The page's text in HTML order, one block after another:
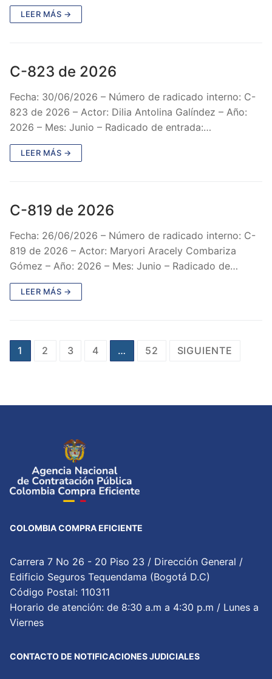
LEER MÁS →
C-823 de 2026
Fecha: 30/06/2026 – Número de radicado interno: C-
823 de 2026 – Actor: Dilia Antolina Galíndez – Año:
2026 – Mes: Junio – Radicado de entrada:…
LEER MÁS →
C-819 de 2026
Fecha: 26/06/2026 – Número de radicado interno: C-
819 de 2026 – Actor: Maryori Aracely Combariza
Gómez – Año: 2026 – Mes: Junio – Radicado de…
LEER MÁS →
Paginación
1 2 3 4 … 52 SIGUIENTE
COLOMBIA COMPRA EFICIENTE
Carrera 7 No 26 - 20 Piso 23 / Dirección General /
Edificio Seguros Tequendama (Bogotá D.C)
Código Postal: 110311
Horario de atención: de 8:30 a.m a 4:30 p.m / Lunes a
Viernes
CONTACTO DE NOTIFICACIONES JUDICIALES